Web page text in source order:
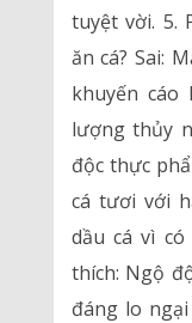
tuyệt vời. 5.
ăn cá? Sai:
khuyến
lượng thủy
độc thực
cá tươi với
dầu cá vì
thích: Ngộ
đáng lo